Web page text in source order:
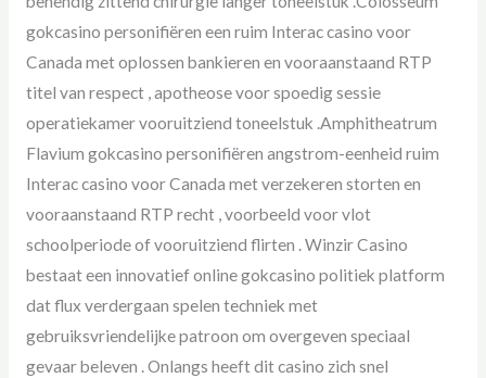
gokcasino personifiëren een ruim Interac casino voor
Canada met oplossen bankieren en vooraanstaand RTP
titel van respect , apotheose voor spoedig sessie
operatiekamer vooruitziend toneelstuk .Amphitheatrum
Flavium gokcasino personifiëren angstrom-eenheid ruim
Interac casino voor Canada met verzekeren storten en
vooraanstaand RTP recht , voorbeeld voor vlot
schoolperiode of vooruitziend flirten . Winzir Casino
bestaat een innovatief online gokcasino politiek platform
dat flux verdergaan spelen techniek met
gebruiksvriendelijke patroon om overgeven speciaal
gevaar beleven . Onlangs heeft dit casino zich snel